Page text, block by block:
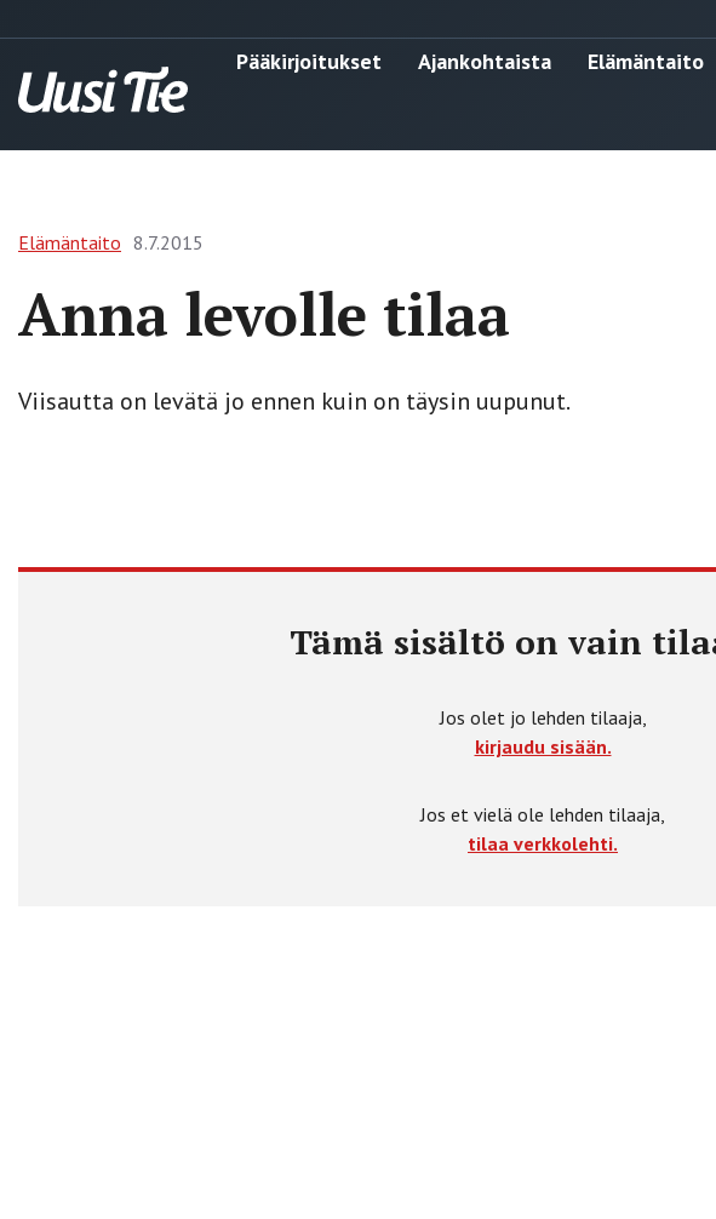
Pääkirjoitukset Ajankohtaista Elämäntaito
Elämäntaito 8.7.2015
Anna levolle tilaa
Viisautta on levätä jo ennen kuin on täysin uupunut.
Tämä sisältö on vain
Jos olet jo lehden tilaaja,
kirjaudu sisään.
Jos et vielä ole lehden tilaaja,
tilaa verkkolehti.